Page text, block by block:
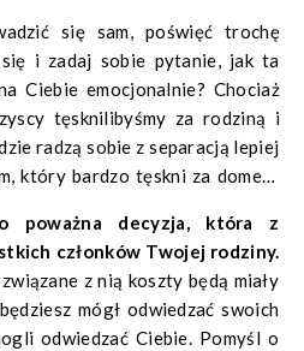
się sam, poświęć trochę
i zadaj sobie pytanie, jak ta
Ciebie emocjonalnie? Chociaż
tęsknilibyśmy za rodziną i
radzą sobie z separacją lepiej
który bardzo tęskni za domem,
przeprowadzasz się do miasta
będzie Ci łatwo znaleźć nowych
nowych przyjaciół, zacznij od
możesz poznać innych ludzi.
poważna decyzja, która z
członków Twojej rodziny.
z nią koszty będą miały
mógł odwiedzać swoich
odwiedzać Ciebie. Pomyśl o